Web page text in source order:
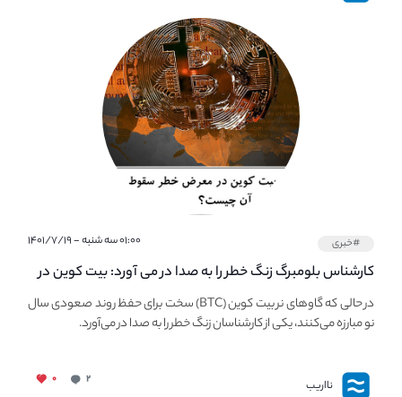
#خبری ۰۱:۰۰ سه شنبه - ۱۴۰۱/۷/۱۹
کارشناس بلومبرگ زنگ خطر را به صدا در می آورد: بیت کوین در
معرض خطر سقوط بزرگ است - دلیل آن چیست؟در حالی که گاوهای نر بیت کوین (BTC) سخت برای حفظ روند صعودی سال
نو مبارزه می‌کنند، یکی از کارشناسان زنگ خطر را به صدا در می‌آورد.
نااریب ۲ ۰